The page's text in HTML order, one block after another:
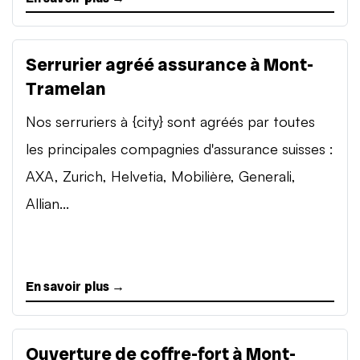
Serrurier agréé assurance à Mont-
Tramelan
Nos serruriers à {city} sont agréés par toutes
les principales compagnies d'assurance suisses :
AXA, Zurich, Helvetia, Mobilière, Generali,
Allian...
En savoir plus →
Ouverture de coffre-fort à Mont-